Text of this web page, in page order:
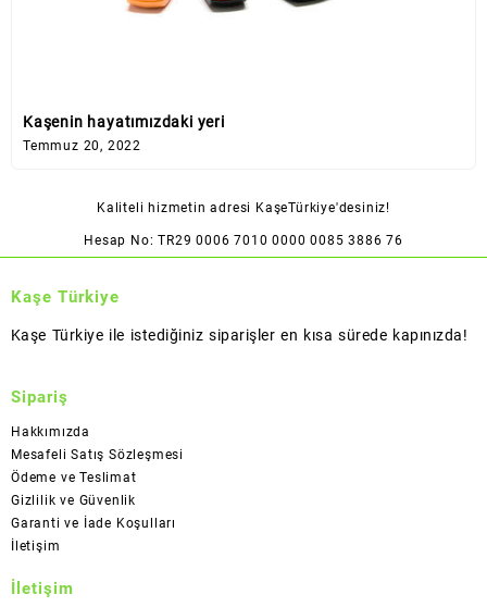
Kaşenin hayatımızdaki yeri
Temmuz 20, 2022
Kaliteli hizmetin adresi KaşeTürkiye'desiniz!
Hesap No: TR29 0006 7010 0000 0085 3886 76
Kaşe Türkiye
Kaşe Türkiye ile istediğiniz siparişler en kısa sürede kapınızda!
Sipariş
Hakkımızda
Mesafeli Satış Sözleşmesi
Ödeme ve Teslimat
Gizlilik ve Güvenlik
Garanti ve İade Koşulları
İletişim
İletişim